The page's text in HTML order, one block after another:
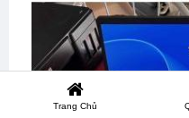
Trang Chủ